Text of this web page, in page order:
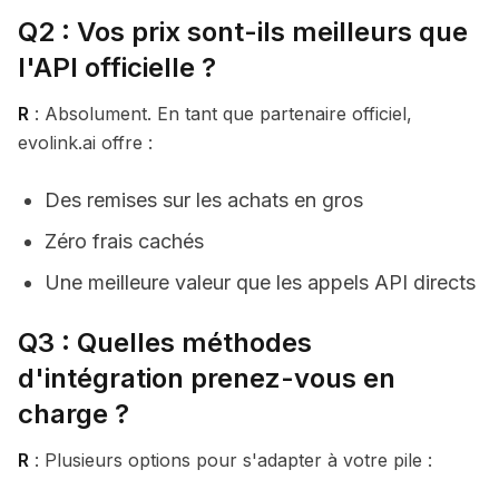
Q2 : Vos prix sont-ils meilleurs que
l'API officielle ?
R : Absolument. En tant que partenaire officiel,
evolink.ai offre :
Des remises sur les achats en gros
Zéro frais cachés
Une meilleure valeur que les appels API directs
Q3 : Quelles méthodes
d'intégration prenez-vous en
charge ?
R : Plusieurs options pour s'adapter à votre pile :